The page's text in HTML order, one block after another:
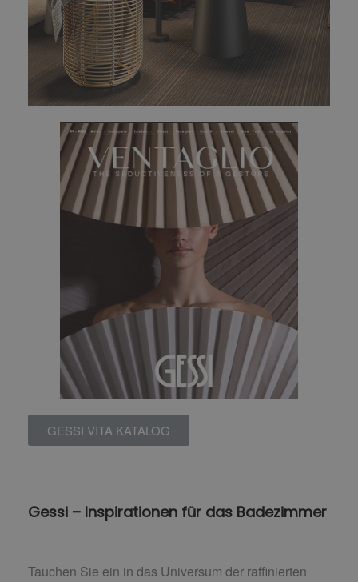
GESSI VITA KATALOG
Gessi – Inspirationen für das Badezimmer
Tauchen Sie ein in das Universum der raffinierten